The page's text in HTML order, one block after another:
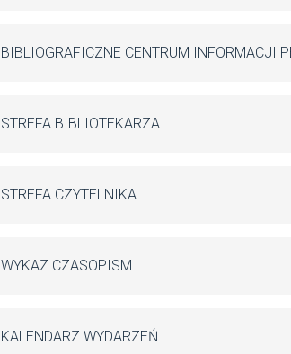
BIBLIOGRAFICZNE CENTRUM INFORMACJI
STREFA BIBLIOTEKARZA
STREFA CZYTELNIKA
WYKAZ CZASOPISM
KALENDARZ WYDARZEŃ